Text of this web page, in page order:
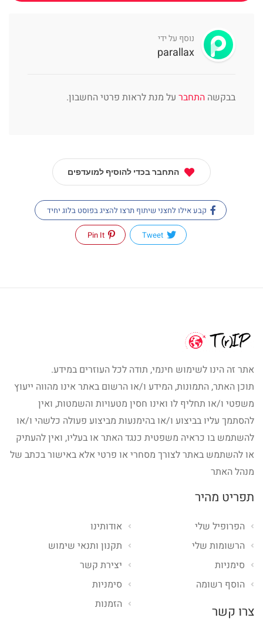
נוסף על ידי
parallax
בבקשה התחבר על מנת לראות פרטי החשבון.
התחבר בכדי להוסיף למועדפים
קבע אילו לחצני שיתוף תרצו להציג בפוסט בלוג יחיד
Tweet
Pin It
אתר זה הינו לשימוש חינמי, תודה לכל העוזרים במידע.
תוכן האתר, התמונות, המידע ו/או הרשום באתר אינו מהווה ייעוץ
משפטי ו/או תחליף לו ואינו חסין מטעויות והשמטות, ואין
להסתמך עליו בביצוע ו/או בהימנעות מביצוע פעולה כלשהי ו/או
להשתמש בו כראיה משפטית כנגד האתר או בעליו, ואין להעתיק
או להשתמש באתר לצורך מסחרי או פרטי אלא באישור בכתב של
מנהל האתר
תפריט מהיר
אודותינו
תקנון ותנאי שימוש
יצירת קשר
סימניות
הזמנות
הפרופיל שלי
הרשומות שלי
סימניות
הוסף רשומה
צרו קשר